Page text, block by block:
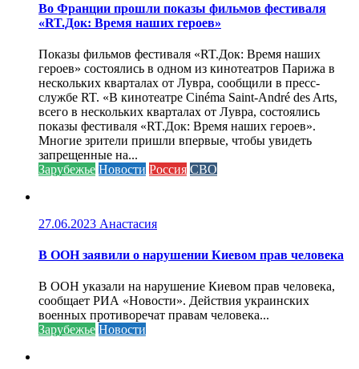
Во Франции прошли показы фильмов фестиваля
«RT.Док: Время наших героев»
Показы фильмов фестиваля «RT.Док: Время наших
героев» состоялись в одном из кинотеатров Парижа в
нескольких кварталах от Лувра, сообщили в пресс-
службе RT. «В кинотеатре Cinéma Saint-André des Arts,
всего в нескольких кварталах от Лувра, состоялись
показы фестиваля «RT.Док: Время наших героев».
Многие зрители пришли впервые, чтобы увидеть
запрещенные на...
Зарубежье Новости Россия СВО
27.06.2023 Анастасия
В ООН заявили о нарушении Киевом прав человека
В ООН указали на нарушение Киевом прав человека,
сообщает РИА «Новости». Действия украинских
военных противоречат правам человека...
Зарубежье Новости